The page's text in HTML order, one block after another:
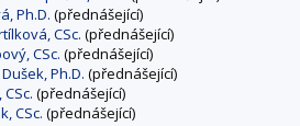
Ph.D. (přednášející)
CSc. (přednášející)
CSc. (přednášející)
Ph.D. (přednášející)
(přednášející)
CSc. (přednášející)